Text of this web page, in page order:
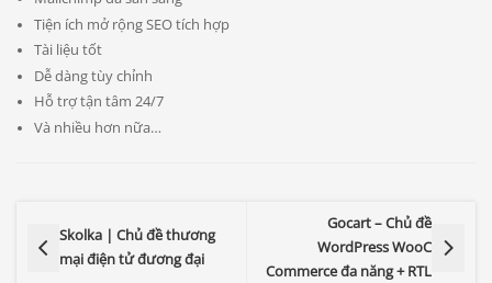
Tiện ích mở rộng SEO tích hợp
Tài liệu tốt
Dễ dàng tùy chỉnh
Hỗ trợ tận tâm 24/7
Và nhiều hơn nữa…
Skolka | Chủ đề thương
mại điện tử đương đại
Gocart – Chủ đề
WordPress WooC
Commerce đa năng + RTL